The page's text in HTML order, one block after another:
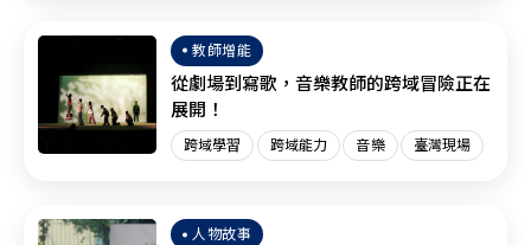
教師增能
從劇場到寫歌，音樂教師的跨域冒險正在
展開！
跨域學習 跨域能力 音樂 臺灣現場
人物故事